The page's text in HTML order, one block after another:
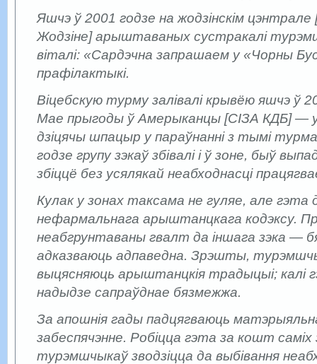
Яшчэ ў 2001 годзе на жодзінскім
Жодзіне] арыштаваных сустракалі
віталі: «Сардэчна запрашаем у «Чорны
прафілактыкі.
Віцебскую турму залівалі крывёю яшчэ ў
Мае прыгоды ў Амерыканцы [СІЗА КДБ] —
дзіцячы шпацыр у параўнанні з тымі
годзе групу зэкаў збівалі і ў зоне, быў
збіццё без усялякай неабходнасці
Кулак у зонах таксама не гуляе, але гэта
нефармальнага арыштанцкага кодэксу.
неабгрунтаваны гвалт да іншага зэка —
адказваюць адпаведна. Зрэшты,
выцясняюць арыштанцкія традыцыі; калі
надыдзе сапраўднае бязмежжа.
За апошнія гады падцягваюць
забеспячэнне. Робіцца гэта за кошт саміх
турэмшчыкаў зводзіцца да выбівання